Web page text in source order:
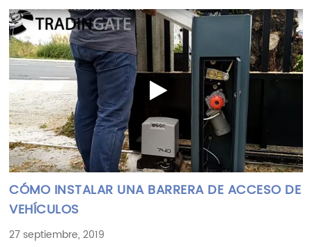
CÓMO INSTALAR UNA BARRERA DE ACCESO DE
VEHÍCULOS
27 septiembre, 2019